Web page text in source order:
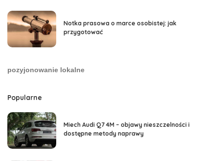
Notka prasowa o marce osobistej: jak
przygotować
pozyjonowanie lokalne
Popularne
Miech Audi Q7 4M – objawy nieszczelności i
dostępne metody naprawy